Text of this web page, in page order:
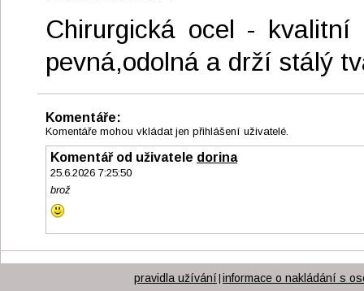
Chirurgická ocel -
pevná,odolná a drží stálý
Komentáře:
Komentáře mohou vkládat jen přihlášení uživatelé.
Komentář od uživatele dorina
25.6.2026 7:25:50
brož
pravidla užívání informace o nakládání s